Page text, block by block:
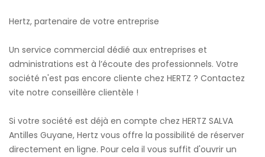
Hertz, partenaire de votre entreprise
Un service commercial dédié aux entreprises et
administrations est à l’écoute des professionnels. Votre
société n'est pas encore cliente chez HERTZ ? Contactez
vite notre conseillère clientèle !
Si votre société est déjà en compte chez HERTZ SALVA
Antilles Guyane, Hertz vous offre la possibilité de réserver
directement en ligne. Pour cela il vous suffit d'ouvrir un